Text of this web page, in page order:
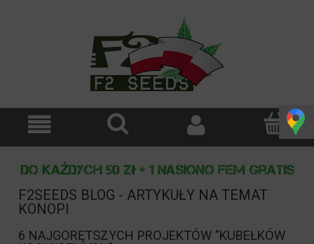
F2SEEDS BLOG - ARTYKUŁY NA TEMAT
KONOPI
6 NAJGORĘTSZYCH PROJEKTÓW "KUBEŁKÓW